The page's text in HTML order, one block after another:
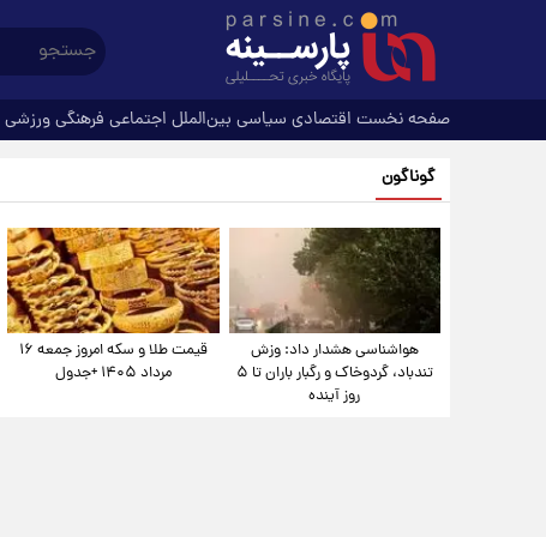
صفحه نخست اقتصادی سیاسی بین‌الملل اجتماعی فرهنگیورزشی
گوناگون
هواشناسی هشدار داد: وزش
تندباد، گردوخاک و رگبار باران تا ۵
روز آینده
قیمت طلا و سکه امروز جمعه ۱۶
مرداد ۱۴۰۵ +جدول